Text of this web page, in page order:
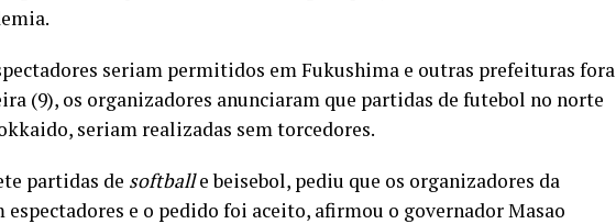
seriam permitidos em Fukushima e outras prefeituras fora
(9), os organizadores anunciaram que partidas de futebol no norte
seriam realizadas sem torcedores.
partidas de softballe beisebol, pediu que os organizadores da
e o pedido foi aceito, afirmou o governador Masao